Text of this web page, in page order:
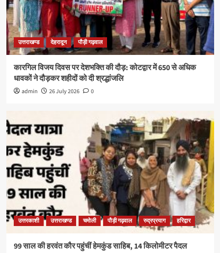
उत्तराखण्ड देहरादून पौड़ी गढ़वाल
कारगिल विजय दिवस पर देशभक्ति की दौड़: कोटद्वार में 650 से अधिक
धावकों ने दौड़कर शहीदों को दी श्रद्धांजलि
admin 26 July 2026 0
उत्तरकाशी उत्तराखण्ड चमोली पौड़ी गढ़वाल रुद्रप्रयाग हरिद्वार
99 साल की हरवंत कौर पहुंचीं हेमकुंड साहिब, 14 किलोमीटर पैदल